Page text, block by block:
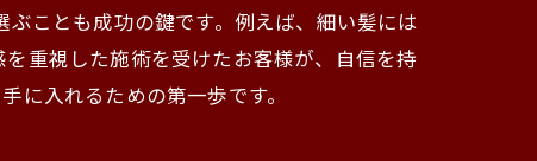
ことも成功の鍵です。例えば、細い髪には
重視した施術を受けたお客様が、自信を持
に入れるための第一歩です。